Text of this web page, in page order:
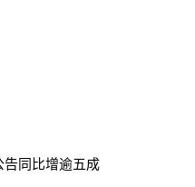
同比增逾五成